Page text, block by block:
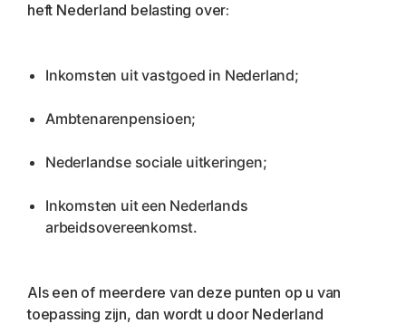
heft Nederland belasting over:
Inkomsten uit vastgoed in Nederland;
Ambtenarenpensioen;
Nederlandse sociale uitkeringen;
Inkomsten uit een Nederlands
arbeidsovereenkomst.
Als een of meerdere van deze punten op u van
toepassing zijn, dan wordt u door Nederland